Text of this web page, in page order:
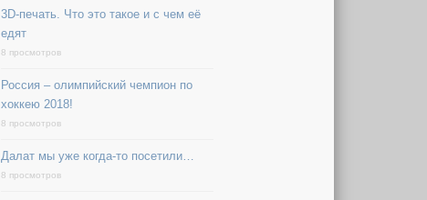
3D-печать. Что это такое и с чем её
едят
8 просмотров
Россия – олимпийский чемпион по
хоккею 2018!
8 просмотров
Далат мы уже когда-то посетили…
8 просмотров